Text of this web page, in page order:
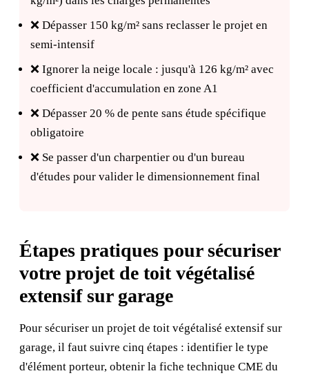
❌ Dépasser 150 kg/m² sans reclasser le projet en
semi-intensif
❌ Ignorer la neige locale : jusqu'à 126 kg/m² avec
coefficient d'accumulation en zone A1
❌ Dépasser 20 % de pente sans étude spécifique
obligatoire
❌ Se passer d'un charpentier ou d'un bureau
d'études pour valider le dimensionnement final
Étapes pratiques pour sécuriser
votre projet de toit végétalisé
extensif sur garage
Pour sécuriser un projet de toit végétalisé extensif sur
garage, il faut suivre cinq étapes : identifier le type
d'élément porteur, obtenir la fiche technique CME du